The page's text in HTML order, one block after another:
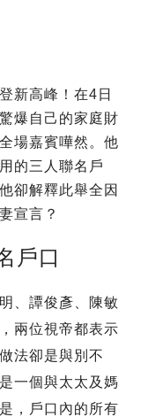
新高峰！在4日
爆自己的家庭財
場嘉賓嘩然。他
的三人聯名戶
卻解釋此舉全因
宣言？
戶口
、譚俊彥、陳敏
兩位視帝都表示
法卻是與別不
一個與太太及媽
，戶口內的所有